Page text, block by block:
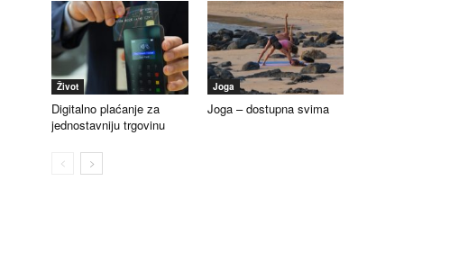
Život
Digitalno plaćanje za
jednostavniju trgovinu
Joga
Joga – dostupna svima